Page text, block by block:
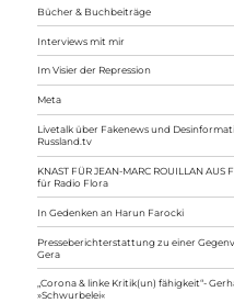
Bücher & Buchbeiträge
Interviews mit mir
Im Visier der Repression
Meta
Livetalk über Fakenews und
Russland.tv
KNAST FÜR JEAN-MARC ROUILLAN
für Radio Flora
In Gedenken an Harun Farocki
Presseberichterstattung zu einer
Gera
„Corona & linke Kritik(un) fähigkeit“-
»Schwurbelei«